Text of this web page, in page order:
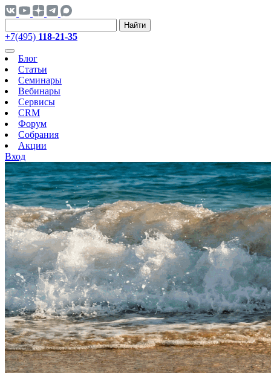
Найти
+7(495) 118-21-35
Блог
Статьи
Семинары
Вебинары
Сервисы
CRM
Форум
Собрания
Акции
Вход